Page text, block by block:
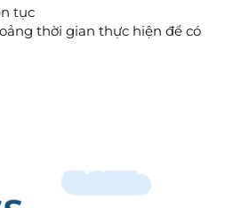
tục
thời gian thực hiện để có